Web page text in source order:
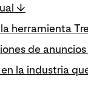
↓
herramienta
de
la industria